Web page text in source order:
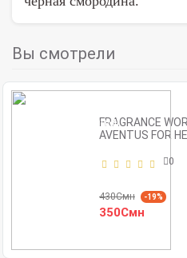
Вы смотрели
FRAGRANCE
AVENTUS FOR
0
430Смн -19%
350Смн